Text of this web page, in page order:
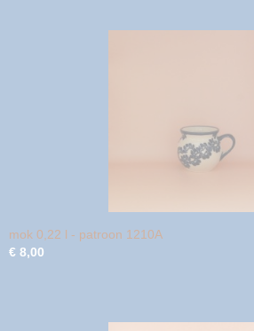
mok 0,22 l - patroon 1210A
€ 8,00